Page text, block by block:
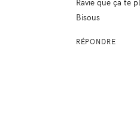
Bisous
RÉPONDRE